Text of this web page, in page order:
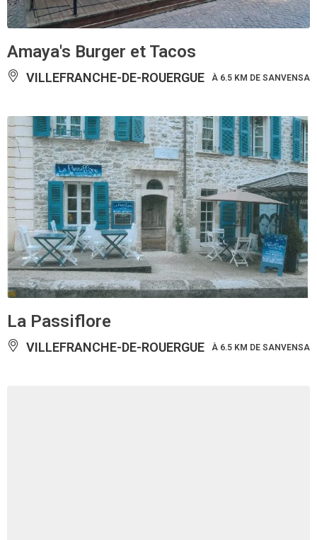
Amaya's Burger et Tacos
VILLEFRANCHE-DE-ROUERGUE À 6.5 KM DE SANVENSA
La Passiflore
VILLEFRANCHE-DE-ROUERGUE À 6.5 KM DE SANVENSA